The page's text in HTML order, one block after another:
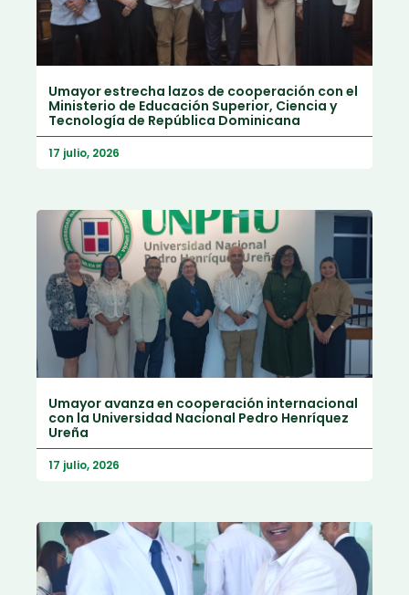
Umayor estrecha lazos de cooperación con el
Ministerio de Educación Superior, Ciencia y
Tecnología de República Dominicana
17 julio, 2026
Umayor avanza en cooperación internacional
con la Universidad Nacional Pedro Henríquez
Ureña
17 julio, 2026